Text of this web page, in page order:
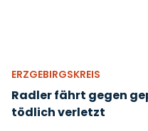
ERZGEBIRGSKREIS
Radler fährt gegen
tödlich verletzt